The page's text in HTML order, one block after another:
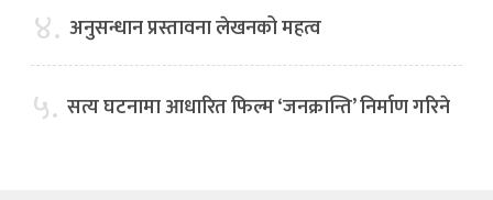
४. अनुसन्धान प्रस्तावना लेखनको महत्व
५. सत्य घटनामा आधारित फिल्म ‘जनक्रान्ति’ निर्माण गरिने